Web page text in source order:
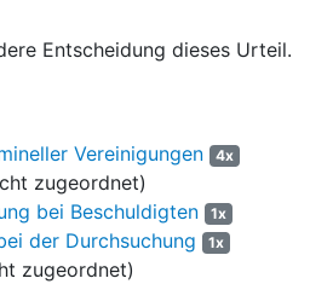
daher nicht in einen Antrag auf
der angegriffenen Maßnahme
nicht abgeschlossenen Durchsicht
elektronischen Speichermedien
weiterhin an (s. BGH,
2021 - StB 6/21 u.a., NJW 2022,
Entscheidung dieses Urteil.
Vereinigungen 4x
zugeordnet)
bei Beschuldigten
1x
der Durchsuchung 1x
zugeordnet)